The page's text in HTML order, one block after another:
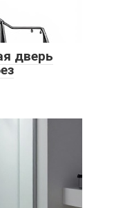
дверь